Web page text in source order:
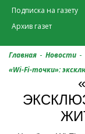
Подписка на газету
Архив газет
Главная - Новости -
«Wi-Fi-точки»: